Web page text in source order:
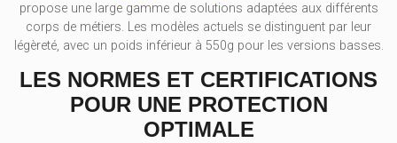
propose une large gamme de solutions adaptées aux différents
corps de métiers. Les modèles actuels se distinguent par leur
légèreté, avec un poids inférieur à 550g pour les versions basses.
LES NORMES ET CERTIFICATIONS
POUR UNE PROTECTION
OPTIMALE